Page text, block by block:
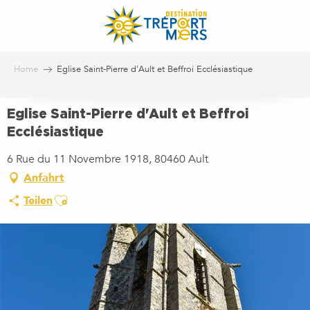
Home Eglise Saint-Pierre d'Ault et Beffroi Ecclésiastique
Eglise Saint-Pierre d'Ault et Beffroi
Ecclésiastique
6 Rue du 11 Novembre 1918, 80460 Ault
Anfahrt
TeilenAjouter aux favoris